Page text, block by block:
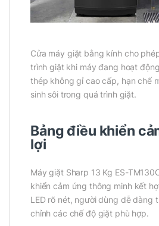
Cửa máy giặt bằng kính cho
trình giặt khi máy đang hoạt
thép không gỉ cao cấp, hạn chế
sinh sôi trong quá trình giặt.
Bảng điều khiển
lợi
Máy giặt Sharp 13 Kg ES-
khiển cảm ứng thông minh kết
LED rõ nét, người dùng dễ dàng
chỉnh các chế độ giặt phù hợp.